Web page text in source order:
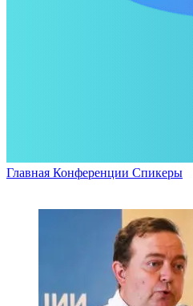
Главная Конференции Спикеры